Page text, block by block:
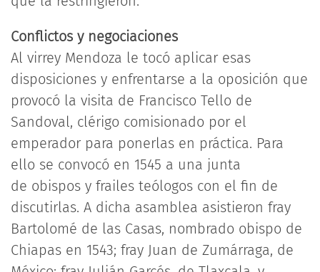
Conflictos y negociaciones
Al virrey Mendoza le tocó aplicar esas
disposiciones y enfrentarse a la oposición que
provocó la visita de Francisco Tello de
Sandoval, clérigo comisionado por el
emperador para ponerlas en práctica. Para
ello se convocó en 1545 a una junta
de obispos y frailes teólogos con el fin de
discutirlas. A dicha asamblea asistieron fray
Bartolomé de las Casas, nombrado obispo de
Chiapas en 1543; fray Juan de Zumárraga, de